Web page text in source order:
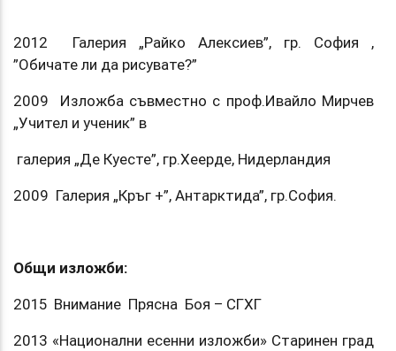
2012 Галерия „Райко Алексиев”, гр. София ,
”Обичате ли да рисувате?”
2009 Изложба съвместно с проф.Ивайло Мирчев
„Учител и ученик” в
галерия „Де Куесте”, гр.Хеерде, Нидерландия
2009 Галерия „Кръг +”, Антарктида”, гр.София.
Общи изложби:
2015 Внимание Прясна Боя – СГХГ
2013 «Национални есенни изложби» Старинен град